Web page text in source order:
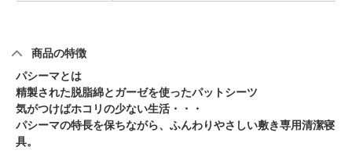
商品の特徴
パシーマとは
精製された脱脂綿とガーゼを使ったパットシーツ
気がつけばホコリの少ない生活・・・
パシーマの特長を保ちながら、ふんわりやさしい敷き専用清潔寝
具。